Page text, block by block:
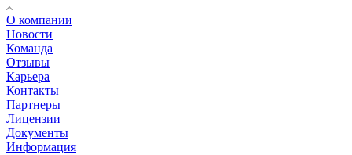
О компании
Новости
Команда
Отзывы
Карьера
Контакты
Партнеры
Лицензии
Документы
Информация